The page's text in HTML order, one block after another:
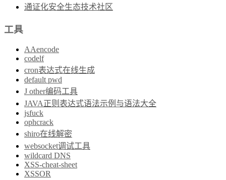
通证化安全生态技术社区
工具
AAencode
codelf
cron表达式在线生成
default pwd
J other编码工具
JAVA正则表达式语法示例与语法大全
jsfuck
ophcrack
shiro在线解密
websocket调试工具
wildcard DNS
XSS-cheat-sheet
XSSOR